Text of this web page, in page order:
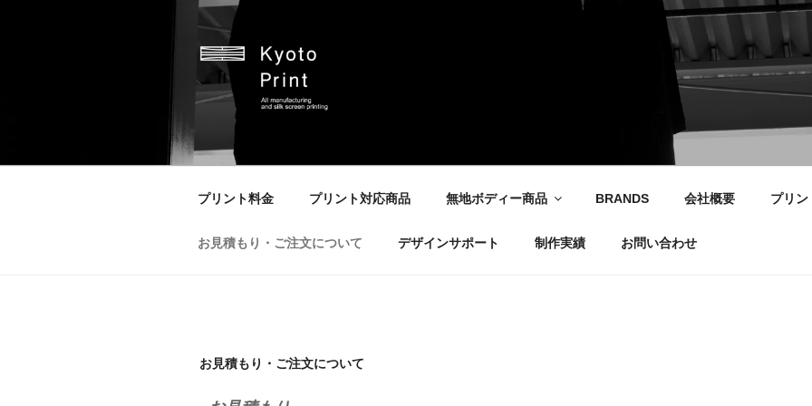
京都プリント
プリント料金 プリント対応商品 無地ボディー商品 BRANDS 会社概要 プリン
お見積もり・ご注文について デザインサポート 制作実績 お問い合わせ
お見積もり・ご注文について